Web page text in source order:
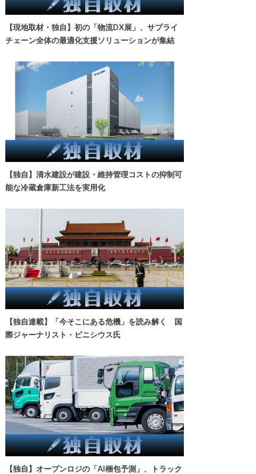
【現地取材・独自】初の「物流DX展」、サプライ
チェーン全体の最適化支援ソリューションが集結
【独自】清水建設が建設・維持管理コストの抑制可
能な冷蔵倉庫新工法を実用化
【独自連載】「今そこにある危機」を読み解く 国
際ジャーナリスト・ビニシウス氏
【独自】オープンロジの「AI梱包予測」、トラック